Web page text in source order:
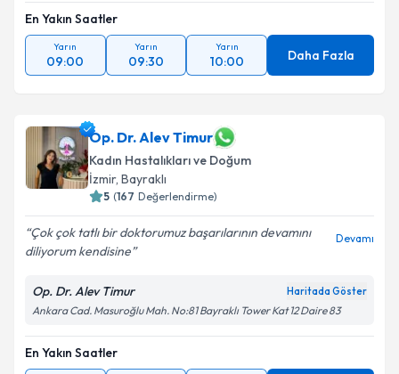
En Yakın Saatler
Yarın
09:00
Yarın
09:30
Yarın
10:00 Daha Fazla
Op. Dr. Alev Timur
Kadın Hastalıkları ve Doğum
İzmir, Bayraklı
5 (167 Değerlendirme)
Çok çok tatlı bir doktorumuz başarılarının devamını
diliyorum kendisine
Devamı
Op. Dr. Alev Timur Haritada Göster
Ankara Cad. Masuroğlu Mah. No:81 Bayraklı Tower Kat 12 Daire 83
En Yakın Saatler